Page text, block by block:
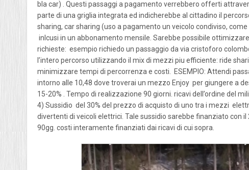
bla car) . Questi passaggi a pagamento verrebbero offerti
parte di una griglia integrata ed indicherebbe al cittadino il
sharing, car sharing (uso a pagamento un veicolo condiviso,
inlcusi in un abbonamento mensile. Sarebbe possibile
richieste: esempio richiedo un passaggio da via cristoforo
l’intero percorso utilizzando il mix di mezzi piu efficiente: ride
minimizzare tempi di percorrenza e costi. ESEMPIO: Attendi
intorno alle 10,48 dove troverai un mezzo Enjoy per giungere a
15-20% . Tempo di realizzazione 90 giorni. ricavi dell’ordine del
4) Sussidio del 30% del prezzo di acquisto di uno tra i mezzi
divertenti di veicoli elettrici. Tale sussidio sarebbe finanziato con
90gg. costi interamente finanziati dai ricavi di cui sopra.